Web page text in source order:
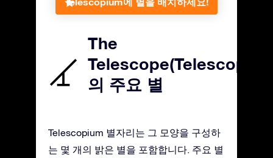
The
의 주요 별
Telescopium 별자리는 그 모양을 구성하
는 몇 개의 밝은 별을 포함합니다. 주요 별